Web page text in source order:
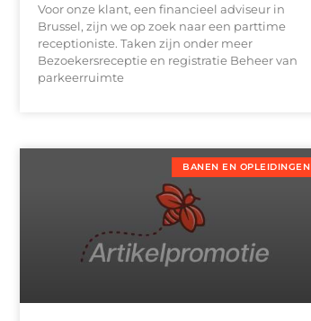
Voor onze klant, een financieel adviseur in
Brussel, zijn we op zoek naar een parttime
receptioniste. Taken zijn onder meer
Bezoekersreceptie en registratie Beheer van
parkeerruimte
BANEN EN OPLEIDINGEN